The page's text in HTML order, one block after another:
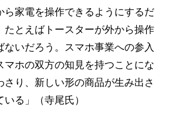
ら家電を操作できるようにするだ
たとえばトースターが外から操作
ないだろう。スマホ事業への参入
マホの双方の知見を持つことにな
さり、新しい形の商品が生み出さ
る」（寺尾氏）